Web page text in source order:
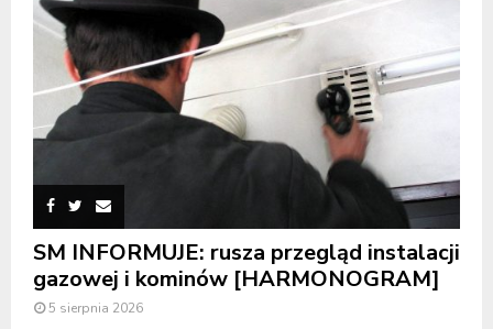
SM INFORMUJE: rusza przegląd instalacji
gazowej i kominów [HARMONOGRAM]
5 sierpnia 2026